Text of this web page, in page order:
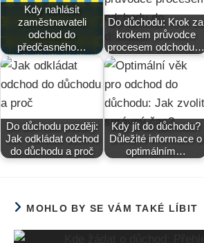
Kdy nahlásit
zaměstnavateli
odchod do
předčasného…
Do důchodu: Krok za
krokem průvodce
procesem odchodu…
Do důchodu později:
Jak odkládat odchod
do důchodu a proč
Kdy jít do důchodu?
Důležité informace o
optimálním…
MOHLO BY SE VÁM TAKÉ LÍBIT